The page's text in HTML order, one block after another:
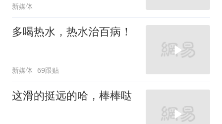
新媒体
多喝热水，热水治百病！
新媒体 69跟贴
这滑的挺远的哈，棒棒哒